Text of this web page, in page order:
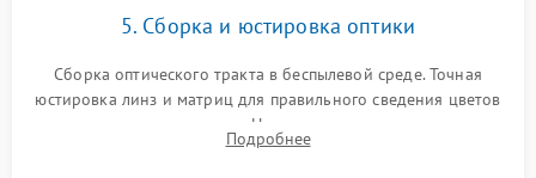
5. Сборка и юстировка оптики
Сборка оптического тракта в беспылевой среде. Точная
юстировка линз и матриц для правильного сведения цветов
и устранения размытия. Надежное подключение всех
шлейфов, установка датчиков и закрытие корпуса
Подробнее